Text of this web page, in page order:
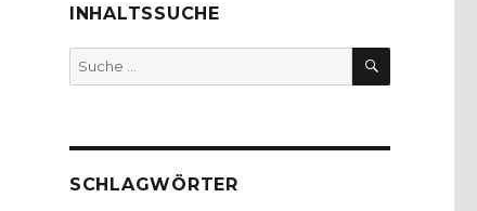
INHALTSSUCHE
Suche
nach:
SUCHEN
SCHLAGWÖRTER